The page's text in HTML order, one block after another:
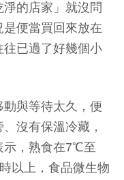
的店家」就沒問
便當買回來放在
已過了好幾個小
與等待太久，便
沒有保溫冷藏，
示，熟食在7℃至
以上，食品微生物